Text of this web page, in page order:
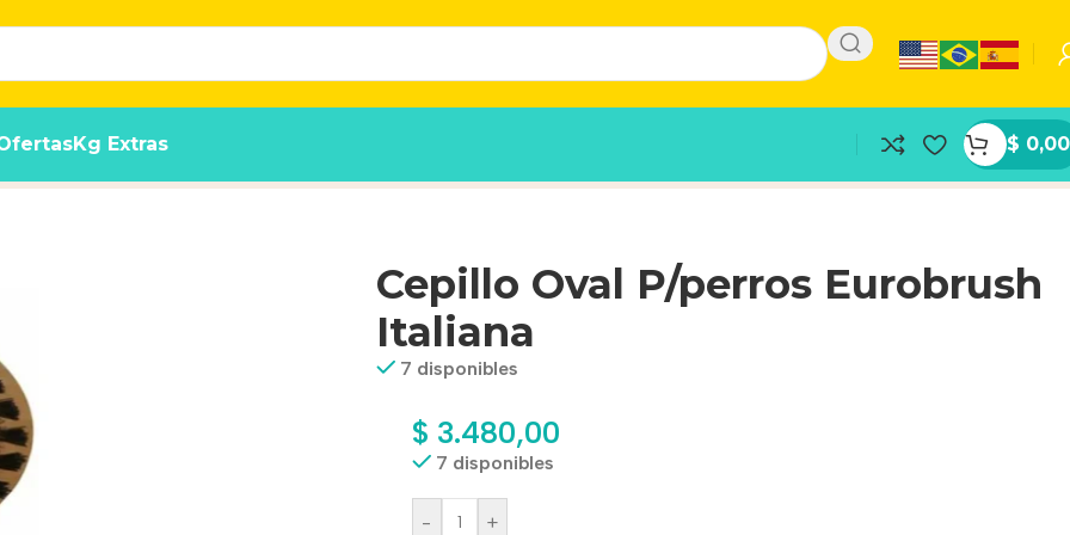
Kg Extras $ 0,00
Cepillo Oval P/perros Eurobrush
Italiana
7 disponibles
$ 3.480,00
7 disponibles
- +